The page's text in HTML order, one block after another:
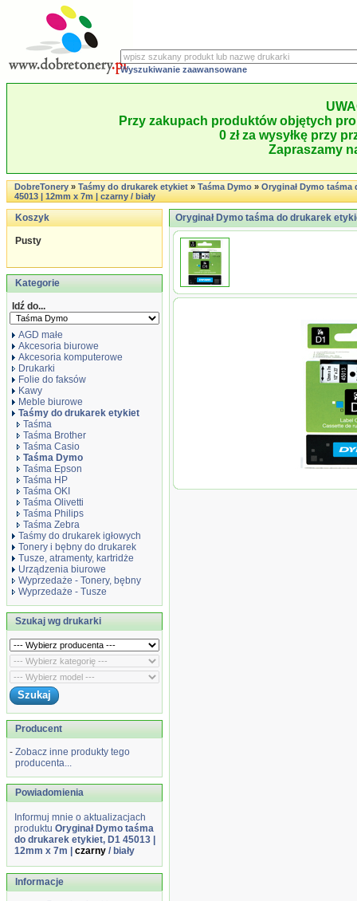
Wyszukiwanie zaawansowane
Przy zakupach produktów objętych
0 zł za wysyłkę przy
Zapraszamy
DobreTonery»Taśmy do drukarek etykiet»Taśma Dymo»Oryginał Dymo taśma
45013 | 12mm x 7m | czarny / biały
Koszyk
Pusty
Kategorie
Idź do...
AGD małe
Akcesoria biurowe
Akcesoria komputerowe
Drukarki
Folie do faksów
Kawy
Meble biurowe
Taśmy do drukarek etykiet
Taśma
Taśma Brother
Taśma Casio
Taśma Dymo
Taśma Epson
Taśma HP
Taśma OKI
Taśma Olivetti
Taśma Philips
Taśma Zebra
Taśmy do drukarek igłowych
Tonery i bębny do drukarek
Tusze, atramenty, kartridże
Urządzenia biurowe
Wyprzedaże - Tonery, bębny
Wyprzedaże - Tusze
Szukaj wg drukarki
Producent
- Zobacz inne produkty tego
producenta...
Powiadomienia
Informuj mnie o aktualizacjach
produktu Oryginał Dymo taśma
do drukarek etykiet, D1 45013 |
12mm x 7m |
czarny / biały
Informacje
Oryginał Dymo taśma do drukarek
drukarek